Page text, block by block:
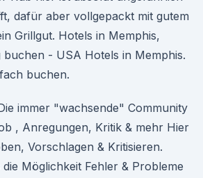
dafür aber vollgepackt mit gutem
Grillgut. Hotels in Memphis,
buchen - USA Hotels in Memphis.
buchen.
immer "wachsende" Community
, Anregungen, Kritik & mehr Hier
Vorschlagen & Kritisieren.
Möglichkeit Fehler & Probleme